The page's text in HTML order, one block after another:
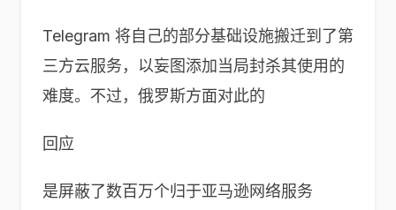
Telegram 将自己的部分基础设施搬迁到了第
三方云服务，以妄图添加当局封杀其使用的
难度。不过，俄罗斯方面对此的
回应
是屏蔽了数百万个归于亚马逊网络服务